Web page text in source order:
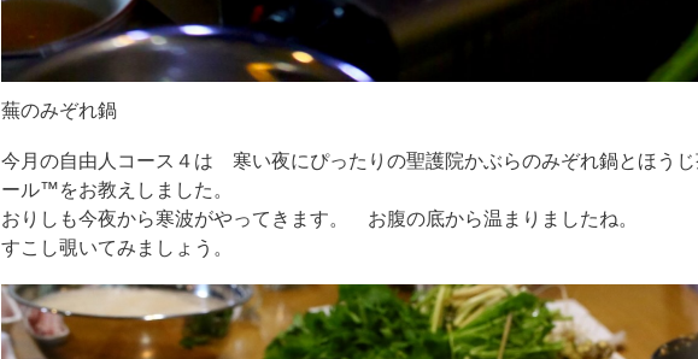
蕪のみぞれ鍋
今月の自由人コース４は 寒い夜にぴったりの聖護院かぶらのみぞれ鍋とほうじ
ール™をお教えしました。
おりしも今夜から寒波がやってきます。 お腹の底から温まりましたね。
すこし覗いてみましょう。